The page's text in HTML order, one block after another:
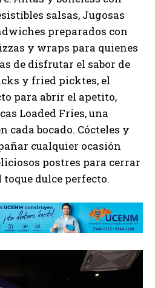
salsas, Jugosas
preparados con
y wraps para quienes
de disfrutar el sabor de
y fried picktes, el
para abrir el apetito,
Loaded Fries, una
cada bocado. Cócteles y
cualquier ocasión
postres para cerrar
dulce perfecto.